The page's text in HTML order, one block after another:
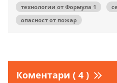
технологии от Формула 1
опасност от пожар
Коментари ( 4 )